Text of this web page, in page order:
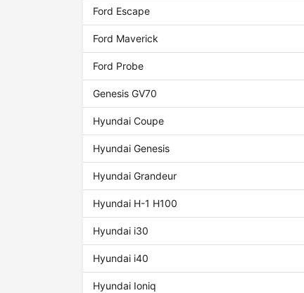
Ford Escape
Ford Maverick
Ford Probe
Genesis GV70
Hyundai Coupe
Hyundai Genesis
Hyundai Grandeur
Hyundai H-1 H100
Hyundai i30
Hyundai i40
Hyundai Ioniq